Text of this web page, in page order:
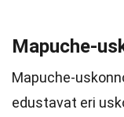
Mapuche-
Mapuche-
edustavat eri